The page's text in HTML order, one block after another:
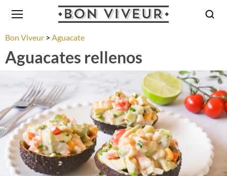
Bon Viveur Aguacate
Aguacates rellenos